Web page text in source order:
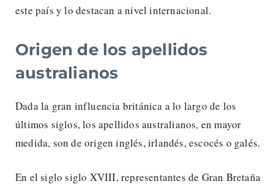
este país y lo destacan a nivel internacional.
Origen de los apellidos
australianos
Dada la gran influencia británica a lo largo de los
últimos siglos, los apellidos australianos, en mayor
medida, son de origen inglés, irlandés, escocés o galés.
En el siglo siglo XVIII, representantes de Gran Bretaña